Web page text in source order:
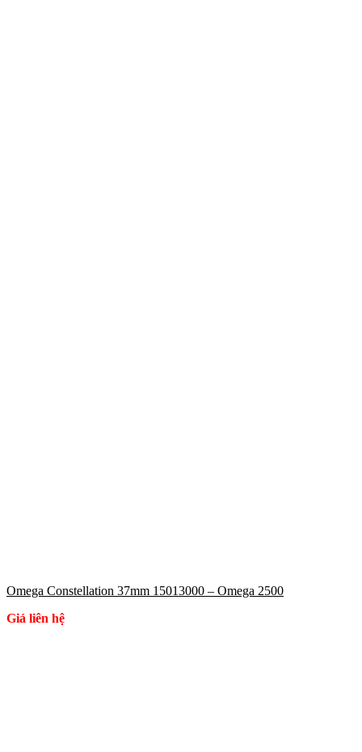
Omega Constellation 37mm 15013000 – Omega 2500
Giá liên hệ